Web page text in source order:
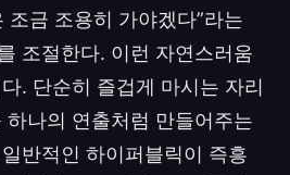
조금 조용히 가야겠다”라는
조절한다. 이런 자연스러움
. 단순히 즐겁게 마시는 자리
나의 연출처럼 만들어주는
반적인 하이퍼블릭이 즉흥